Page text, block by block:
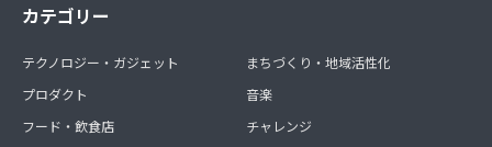
カテゴリー
テクノロジー・ガジェット
プロダクト
フード・飲食店
まちづくり・地域活性化
音楽
チャレンジ